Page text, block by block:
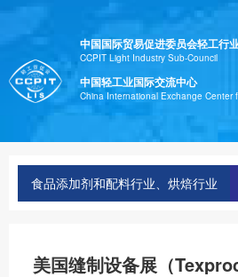
中国国际贸易促进委员会轻工行
CCPIT Light Industry Sub-Council
中国轻工业国际交流中心
China International Exchange Center
食品添加剂和配料行业、烘焙行业
美国缝制设备展（